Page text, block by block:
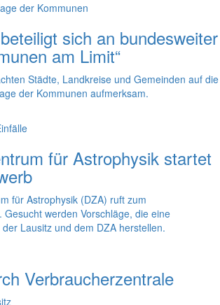
der Kommunen
sich an bundesweiter
am Limit“
Städte, Landkreise und Gemeinden auf die
der Kommunen aufmerksam.
für Astrophysik startet
für Astrophysik (DZA) ruft zum
Gesucht werden Vorschläge, die eine
Lausitz und dem DZA herstellen.
Verbraucherzentrale